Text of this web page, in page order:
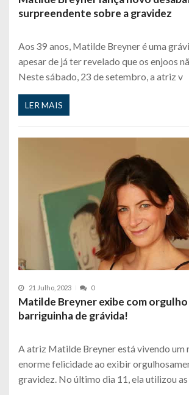
surpreendente sobre a gravidez
Aos 39 anos, Matilde Breyner é uma
apesar de já ter revelado que os enjoos
Neste sábado, 23 de setembro, a atriz v
LER MAIS
21 Julho, 2023 0
Matilde Breyner exibe com orgulho
barriguinha de grávida!
A atriz Matilde Breyner está vivendo um
enorme felicidade ao exibir
gravidez. No último dia 11, ela utilizou as